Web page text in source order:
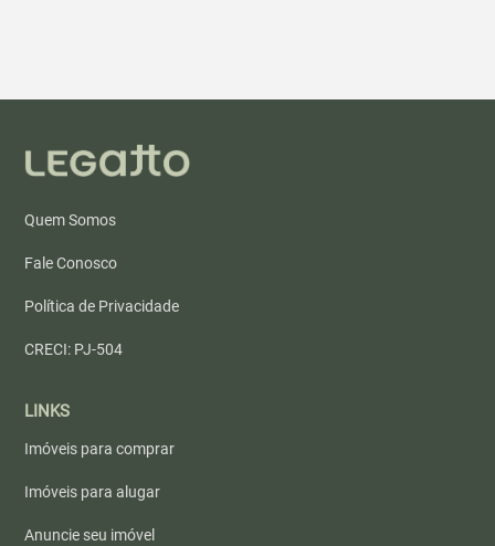
Quem Somos
Fale Conosco
Política de Privacidade
CRECI: PJ-504
LINKS
Imóveis para comprar
Imóveis para alugar
Anuncie seu imóvel